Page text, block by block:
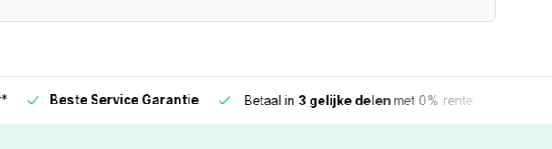
Service Garantie Betaal in 3 gelijke delenmet 0% rente Vandaag